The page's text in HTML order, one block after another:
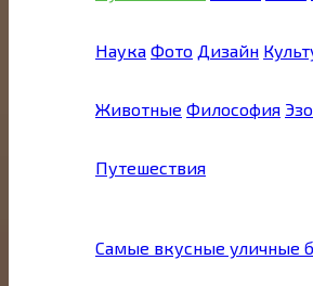
Наука Фото Дизайн
Животные Философия
Путешествия
Самые вкусные уличные